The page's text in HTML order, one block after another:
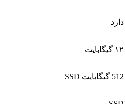
دارد
۱۲ گیگابایت
512 گیگابایت SSD